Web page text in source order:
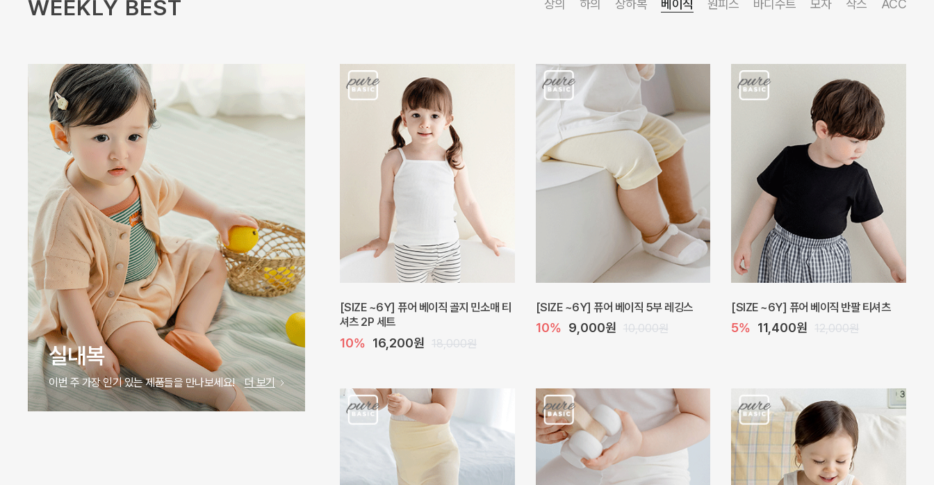
WEEKLY BEST 상의 하의 상하복 베이직 원피스 바디수트 모자 삭스 ACC
실내복
이번 주 가장 인기 있는 제품들을 만나보세요! 더 보기
[SIZE ~6Y] 퓨어 베이직 골지 민소매 티
셔츠 2P 세트
10% 16,200원 18,000원
[SIZE ~6Y] 퓨어 베이직 5부 레깅스
10% 9,000원 10,000원
[SIZE ~6Y] 퓨어 베이직 반팔 티셔츠
5% 11,400원 12,000원